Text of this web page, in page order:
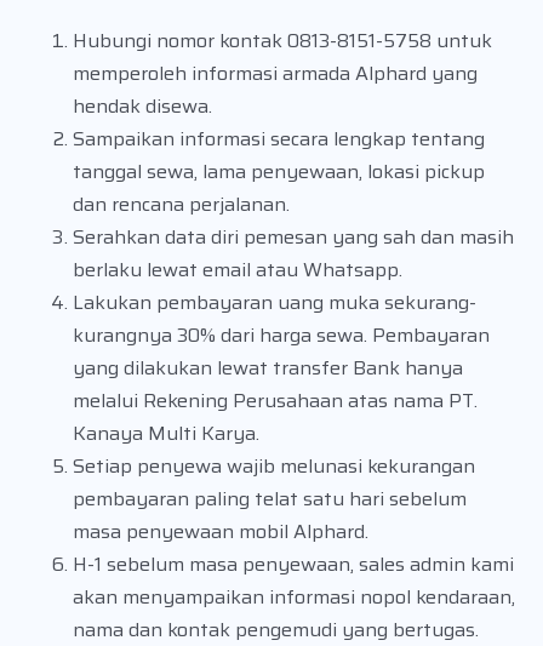
Hubungi nomor kontak 0813-8151-5758 untuk
memperoleh informasi armada Alphard yang
hendak disewa.
Sampaikan informasi secara lengkap tentang
tanggal sewa, lama penyewaan, lokasi pickup
dan rencana perjalanan.
Serahkan data diri pemesan yang sah dan masih
berlaku lewat email atau Whatsapp.
Lakukan pembayaran uang muka sekurang-
kurangnya 30% dari harga sewa. Pembayaran
yang dilakukan lewat transfer Bank hanya
melalui Rekening Perusahaan atas nama PT.
Kanaya Multi Karya.
Setiap penyewa wajib melunasi kekurangan
pembayaran paling telat satu hari sebelum
masa penyewaan mobil Alphard.
H-1 sebelum masa penyewaan, sales admin kami
akan menyampaikan informasi nopol kendaraan,
nama dan kontak pengemudi yang bertugas.